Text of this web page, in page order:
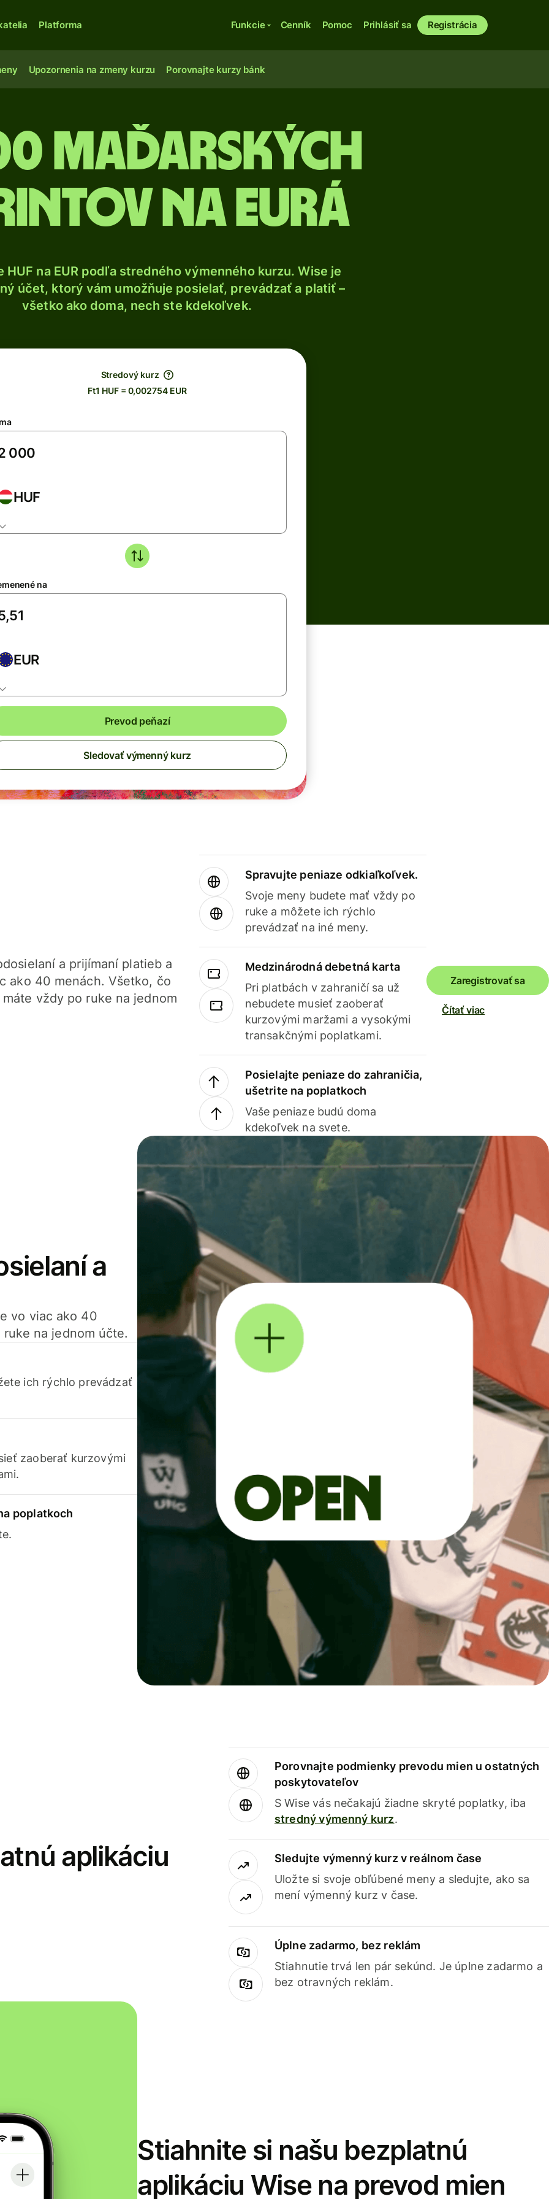
Platforma Funkcie Cenník Pomoc Prihlásiť sa Registrácia
Upozornenia na zmeny kurzu Porovnajte kurzy bánk
Maďarských
na eurá
HUF na EUR podľa stredného výmenného kurzu. Wise je
účet, ktorý vám umožňuje posielať, prevádzať a platiť –
všetko ako doma, nech ste kdekoľvek.
Stredový kurz
Ft1 HUF = 0,002754 EUR
HUF
na
EUR
Prevod peňazí
Sledovať výmenný kurz
a prijímaní platieb a
ako 40 menách. Všetko, čo
vždy po ruke na jednom
Spravujte peniaze odkiaľkoľvek.
Svoje meny budete mať vždy po
ruke a môžete ich rýchlo
prevádzať na iné meny.
Medzinárodná debetná karta
Pri platbách v zahraničí sa už
nebudete musieť zaoberať
kurzovými maržami a vysokými
transakčnými poplatkami.
Posielajte peniaze do zahraničia,
ušetrite na poplatkoch
Vaše peniaze budú doma
kdekoľvek na svete.
Zaregistrovať sa
Čítať viac
a
vo viac ako 40
na jednom účte.
ich rýchlo prevádzať
zaoberať kurzovými
poplatkoch
aplikáciu
Porovnajte podmienky prevodu mien u ostatných
poskytovateľov
S Wise vás nečakajú žiadne skryté poplatky, iba
stredný výmenný kurz.
Sledujte výmenný kurz v reálnom čase
Uložte si svoje obľúbené meny a sledujte, ako sa
mení výmenný kurz v čase.
Úplne zadarmo, bez reklám
Stiahnutie trvá len pár sekúnd. Je úplne zadarmo a
bez otravných reklám.
Stiahnite si našu bezplatnú
aplikáciu Wise na prevod mien